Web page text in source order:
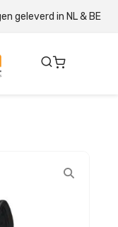
geleverd in NL & BE